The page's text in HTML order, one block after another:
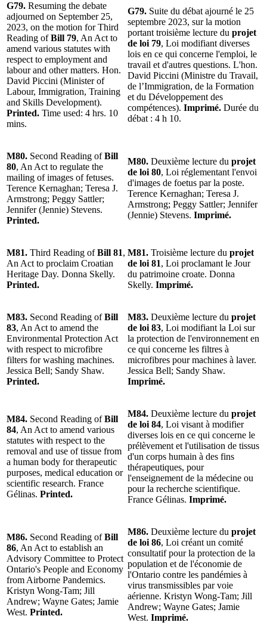
G79. Resuming the debate
adjourned on September 25,
2023, on the motion for Third
Reading ofBill 79, An Act to
amend various statutes with
respect to employment and
labour and other matters. Hon.
David Piccini (Minister of
Labour, Immigration, Training
and Skills Development).
Printed. Time used: 4 hrs. 10
mins.
G79. Suite du débat ajourné le 25
septembre 2023, sur la motion
portant troisième lecture du projet
de loi 79, Loi modifiant diverses
lois en ce qui concerne l'emploi, le
travail et d'autres questions. L'hon.
David Piccini (Ministre du Travail,
de l’Immigration, de la Formation
et du Développement des
compétences). Imprimé. Durée du
débat : 4 h 10.
M80. Second Reading ofBill
80, An Act to regulate the
mailing of images of fetuses.
Terence Kernaghan; Teresa J.
Armstrong; Peggy Sattler;
Jennifer (Jennie) Stevens.
Printed.
M80. Deuxième lecture du projet
de loi 80, Loi réglementant l'envoi
d'images de foetus par la poste.
Terence Kernaghan; Teresa J.
Armstrong; Peggy Sattler; Jennifer
(Jennie) Stevens. Imprimé.
M81. Third Reading ofBill 81,
An Act to proclaim Croatian
Heritage Day. Donna Skelly.
Printed.
M81. Troisième lecture du projet
de loi 81, Loi proclamant le Jour
du patrimoine croate. Donna
Skelly. Imprimé.
M83. Second Reading ofBill
83, An Act to amend the
Environmental Protection Act
with respect to microfibre
filters for washing machines.
Jessica Bell; Sandy Shaw.
Printed.
M83. Deuxième lecture du projet
de loi 83, Loi modifiant la Loi sur
la protection de l'environnement en
ce qui concerne les filtres à
microfibres pour machines à laver.
Jessica Bell; Sandy Shaw.
Imprimé.
M84. Second Reading ofBill
84, An Act to amend various
statutes with respect to the
removal and use of tissue from
a human body for therapeutic
purposes, medical education or
scientific research. France
Gélinas. Printed.
M84. Deuxième lecture du projet
de loi 84, Loi visant à modifier
diverses lois en ce qui concerne le
prélèvement et l'utilisation de tissus
d'un corps humain à des fins
thérapeutiques, pour
l'enseignement de la médecine ou
pour la recherche scientifique.
France Gélinas. Imprimé.
M86. Second Reading ofBill
86, An Act to establish an
Advisory Committee to Protect
Ontario's People and Economy
from Airborne Pandemics.
Kristyn Wong-Tam; Jill
Andrew; Wayne Gates; Jamie
West. Printed.
M86. Deuxième lecture du projet
de loi 86, Loi créant un comité
consultatif pour la protection de la
population et de l'économie de
l'Ontario contre les pandémies à
virus transmissibles par voie
aérienne. Kristyn Wong-Tam; Jill
Andrew; Wayne Gates; Jamie
West. Imprimé.